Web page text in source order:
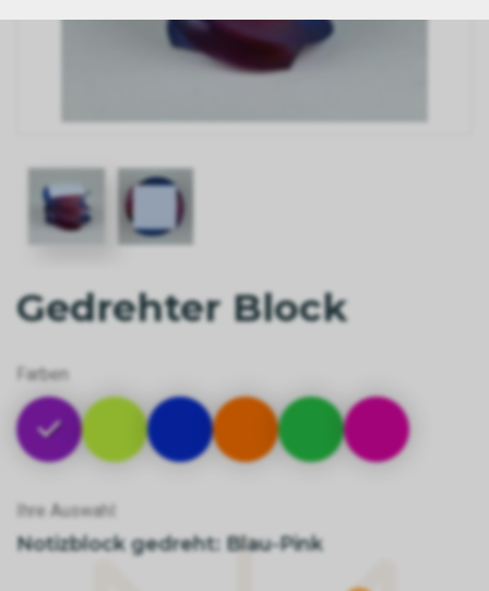
Gedrehter Block
Farben
Ihre Auswahl:
Notizblock gedreht: Blau-Pink